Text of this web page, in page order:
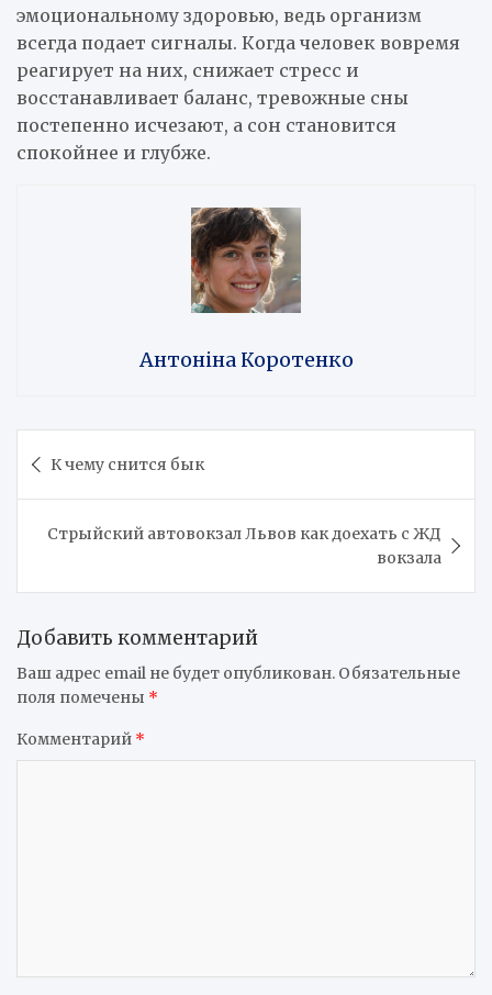
эмоциональному здоровью, ведь организм
всегда подает сигналы. Когда человек вовремя
реагирует на них, снижает стресс и
восстанавливает баланс, тревожные сны
постепенно исчезают, а сон становится
спокойнее и глубже.
Антоніна Коротенко
по К чему снится бык
Стрыйский автовокзал Львов как доехать с ЖД
вокзала
Добавить комментарий
Ваш адрес email не будет опубликован. Обязательные
поля помечены *
Комментарий *